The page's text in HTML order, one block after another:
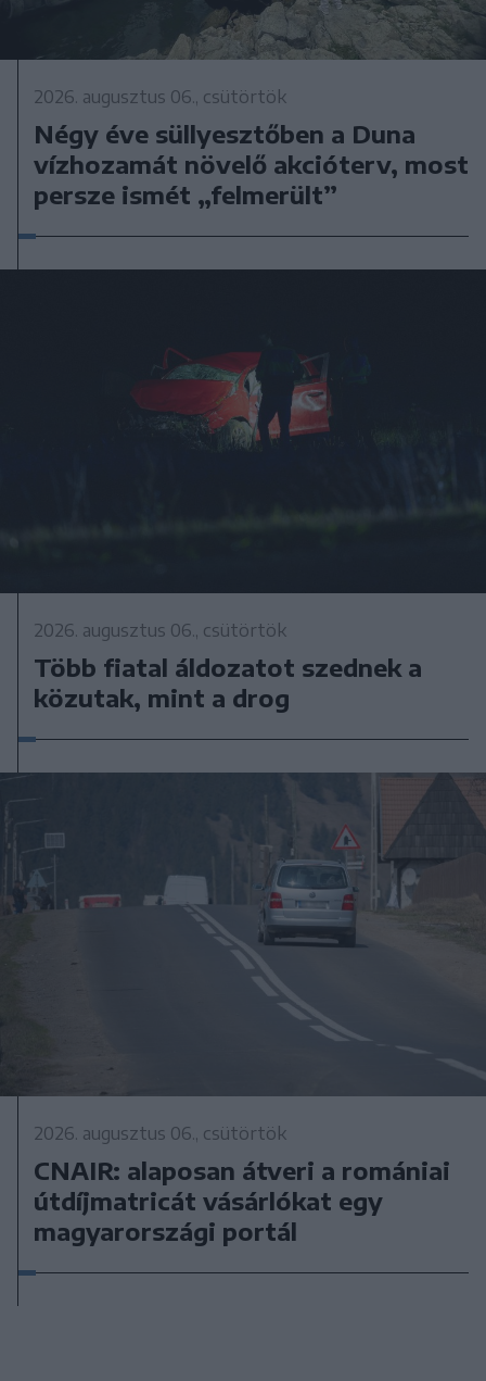
2026. augusztus 06., csütörtök
Négy éve süllyesztőben a Duna
vízhozamát növelő akcióterv, most
persze ismét „felmerült”
2026. augusztus 06., csütörtök
Több fiatal áldozatot szednek a
közutak, mint a drog
2026. augusztus 06., csütörtök
CNAIR: alaposan átveri a romániai
útdíjmatricát vásárlókat egy
magyarországi portál